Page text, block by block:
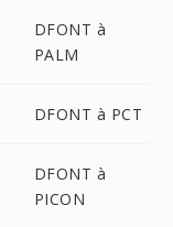
DFONT à
PALM
DFONT à PCT
DFONT à
PICON